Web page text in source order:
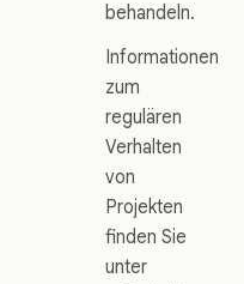
behandeln.
Informationen
zum
regulären
Verhalten
von
Projekten
finden Sie
unter